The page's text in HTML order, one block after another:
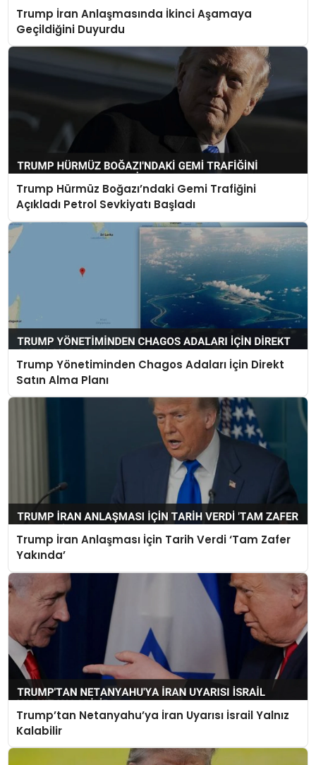
Trump İran Anlaşmasında İkinci Aşamaya
Geçildiğini Duyurdu
Trump Hürmüz Boğazı’ndaki Gemi Trafiğini
Açıkladı Petrol Sevkiyatı Başladı
Trump Yönetiminden Chagos Adaları İçin Direkt
Satın Alma Planı
Trump İran Anlaşması İçin Tarih Verdi ‘Tam Zafer
Yakında’
Trump’tan Netanyahu’ya İran Uyarısı İsrail Yalnız
Kalabilir